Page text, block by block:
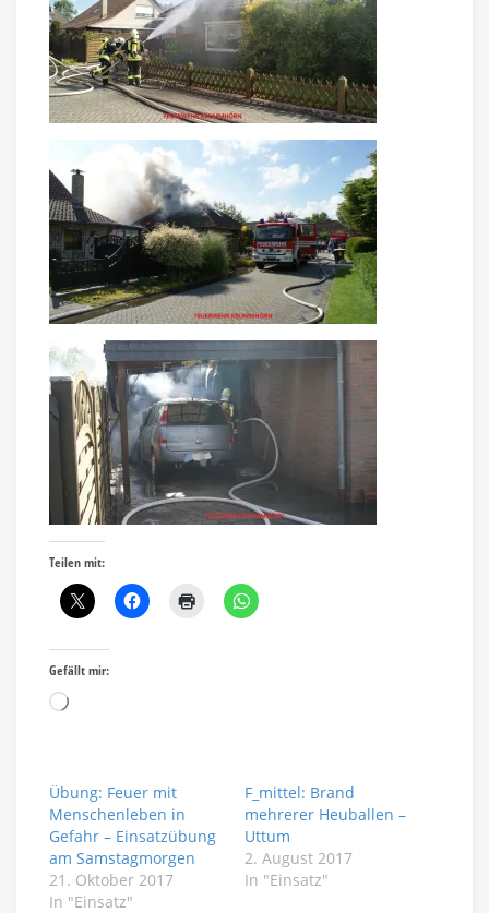
Teilen mit:
Gefällt mir:
Wird
Übung: Feuer mit
Menschenleben in
Gefahr – Einsatzübung
am Samstagmorgen
21. Oktober 2017
In "Einsatz"
F_mittel: Brand
mehrerer Heuballen –
Uttum
2. August 2017
In "Einsatz"